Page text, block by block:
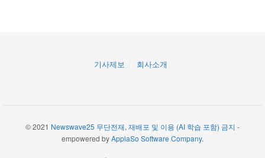
기사제보 회사소개
© 2021 Newswave25 무단전재, 재배포 및 이용 (AI 학습 포함) 금지 -
empowered byApplaSo Software Company.